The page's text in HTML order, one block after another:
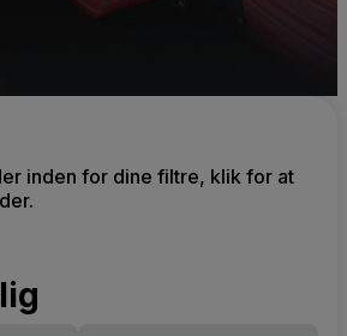
inden for dine filtre, klik for at